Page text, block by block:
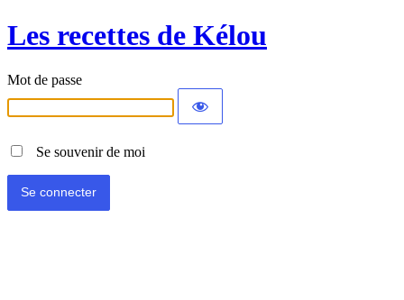
Les recettes de Kélou
Mot de passe
Se souvenir de moi